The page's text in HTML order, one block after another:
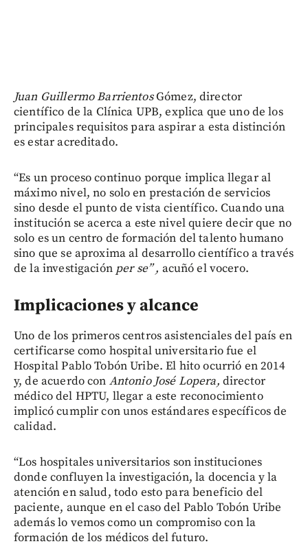
Juan Guillermo BarrientosGómez, director
científico de la Clínica UPB, explica que uno de los
principales requisitos para aspirar a esta distinción
es estar acreditado.
“Es un proceso continuo porque implica llegar al
máximo nivel, no solo en prestación de servicios
sino desde el punto de vista científico. Cuando una
institución se acerca a este nivel quiere decir que no
solo es un centro de formación del talento humano
sino que se aproxima al desarrollo científico a través
de la investigación per se” , acuñó el vocero.
Implicaciones y alcance
Uno de los primeros centros asistenciales del país en
certificarse como hospital universitario fue el
Hospital Pablo Tobón Uribe. El hito ocurrió en 2014
y, de acuerdo con Antonio José Lopera, director
médicodel HPTU, llegar a este reconocimiento
implicó cumplir con unos estándares específicos de
calidad.
“Los hospitales universitarios son instituciones
donde confluyen la investigación, la docencia y la
atención en salud, todo esto para beneficio del
paciente, aunque en el caso del Pablo Tobón Uribe
además lo vemos como un compromiso con la
formación de los médicos del futuro.